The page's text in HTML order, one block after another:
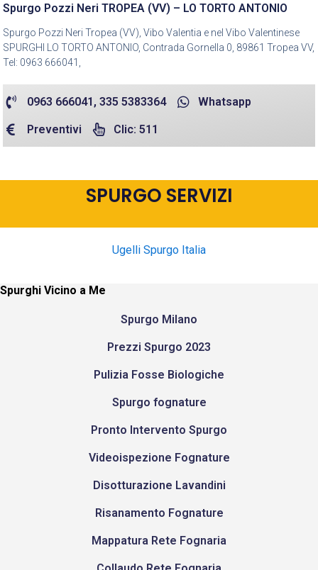
Spurgo Pozzi Neri TROPEA (VV) – LO TORTO ANTONIO
Spurgo Pozzi Neri Tropea (VV), Vibo Valentia e nel Vibo Valentinese
SPURGHI LO TORTO ANTONIO, Contrada Gornella 0, 89861 Tropea VV,
Tel: 0963 666041,
0963 666041, 335 5383364 Whatsapp
Preventivi Clic: 511
SPURGO SERVIZI
Ugelli Spurgo Italia
Spurghi Vicino a Me
Spurgo Milano
Prezzi Spurgo 2023
Pulizia Fosse Biologiche
Spurgo fognature
Pronto Intervento Spurgo
Videoispezione Fognature
Disotturazione Lavandini
Risanamento Fognature
Mappatura Rete Fognaria